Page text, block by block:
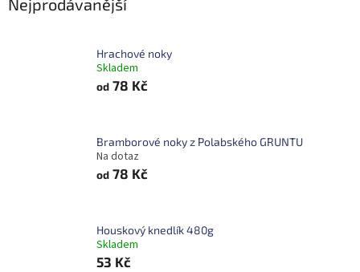
Nejprodávanější
Hrachové noky
Skladem
od 78 Kč
Bramborové noky z Polabského GRUNTU
Na dotaz
od 78 Kč
Houskový knedlík 480g
Skladem
53 Kč